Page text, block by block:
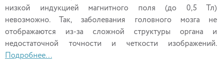
низкой индукцией магнитного поля (до 0,5 Тл)
невозможно. Так, заболевания головного мозга не
отображаются из-за сложной структуры органа и
недостаточной точности и четкости изображений.
Подробнее...